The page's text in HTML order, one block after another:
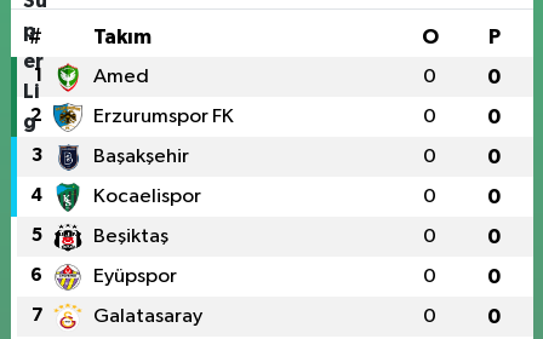
# Takım O P
1 Amed 0 0
2 Erzurumspor FK 0 0
3 Başakşehir 0 0
4 Kocaelispor 0 0
5 Beşiktaş 0 0
6 Eyüpspor 0 0
7 Galatasaray 0 0